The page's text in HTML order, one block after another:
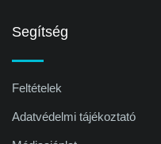
Segítség
Feltételek
Adatvédelmi tájékoztató